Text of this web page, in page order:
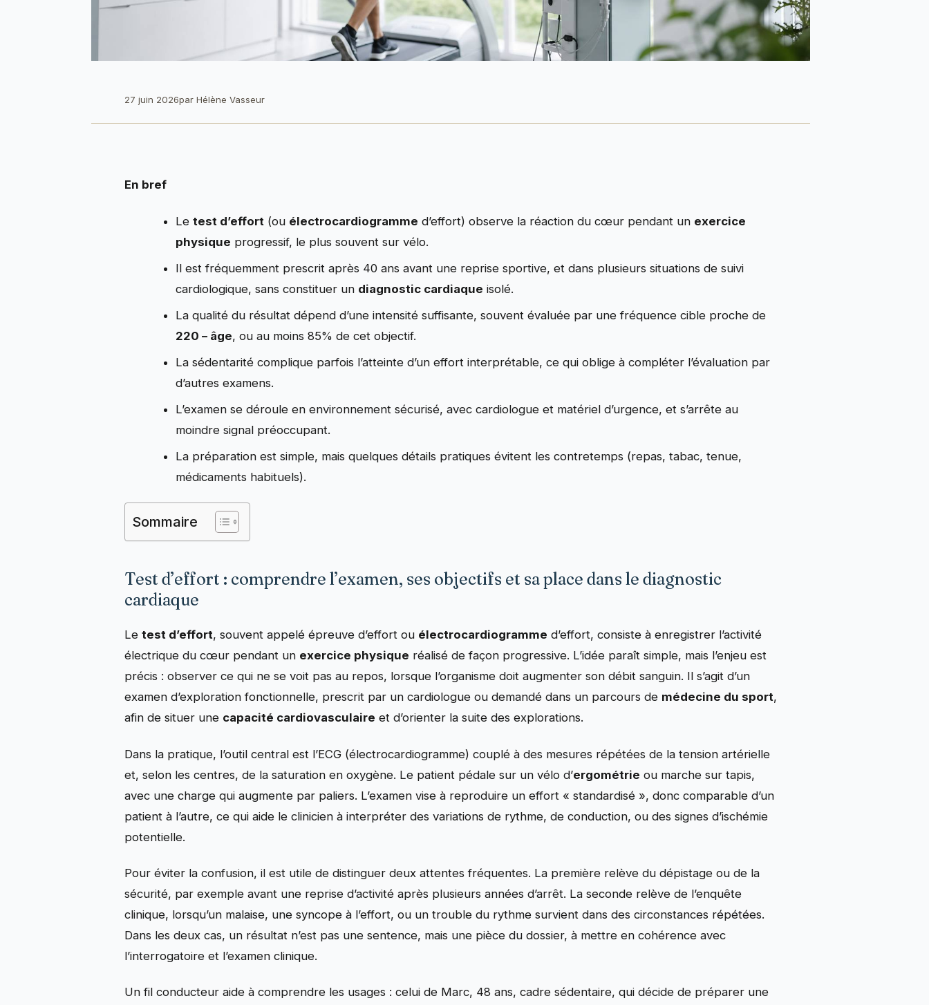
27 juin 2026par Hélène Vasseur
En bref
Letest d’effort (ou électrocardiogramme d’effort) observe la réaction du cœur pendant un exercice
physique progressif, le plus souvent sur vélo.
Il est fréquemment prescrit après 40 ans avant une reprise sportive, et dans plusieurs situations de suivi
cardiologique, sans constituer un diagnostic cardiaque isolé.
La qualité du résultat dépend d’une intensité suffisante, souvent évaluée par une fréquence cible proche de
220 – âge, ou au moins 85% de cet objectif.
La sédentarité complique parfois l’atteinte d’un effort interprétable, ce qui oblige à compléter l’évaluation par
d’autres examens.
L’examen se déroule en environnement sécurisé, avec cardiologue et matériel d’urgence, et s’arrête au
moindre signal préoccupant.
La préparation est simple, mais quelques détails pratiques évitent les contretemps (repas, tabac, tenue,
médicaments habituels).
Sommaire
Test d’effort : comprendre l’examen, ses objectifs et sa place dans le diagnostic
cardiaque
Le test d’effort, souvent appelé épreuve d’effort ou électrocardiogramme d’effort, consiste à enregistrer l’activité
électrique du cœur pendant un exercice physique réalisé de façon progressive. L’idée paraît simple, mais l’enjeu est
précis : observer ce qui ne se voit pas au repos, lorsque l’organisme doit augmenter son débit sanguin. Il s’agit d’un
examen d’exploration fonctionnelle, prescrit par un cardiologue ou demandé dans un parcours de médecine du sport,
afin de situer une capacité cardiovasculaire et d’orienter la suite des explorations.
Dans la pratique, l’outil central est l’ECG (électrocardiogramme) couplé à des mesures répétées de la tension artérielle
et, selon les centres, de la saturation en oxygène. Le patient pédale sur un vélo d’ergométrie ou marche sur tapis,
avec une charge qui augmente par paliers. L’examen vise à reproduire un effort « standardisé », donc comparable d’un
patient à l’autre, ce qui aide le clinicien à interpréter des variations de rythme, de conduction, ou des signes d’ischémie
potentielle.
Pour éviter la confusion, il est utile de distinguer deux attentes fréquentes. La première relève du dépistage ou de la
sécurité, par exemple avant une reprise d’activité après plusieurs années d’arrêt. La seconde relève de l’enquête
clinique, lorsqu’un malaise, une syncope à l’effort, ou un trouble du rythme survient dans des circonstances répétées.
Dans les deux cas, un résultat n’est pas une sentence, mais une pièce du dossier, à mettre en cohérence avec
l’interrogatoire et l’examen clinique.
Un fil conducteur aide à comprendre les usages : celui de Marc, 48 ans, cadre sédentaire, qui décide de préparer une